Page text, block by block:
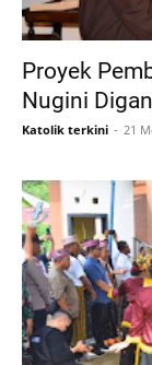
Proyek
Nugini
Katolik terkini 21